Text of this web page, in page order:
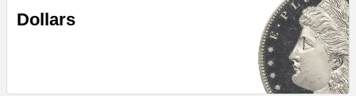
Dollars